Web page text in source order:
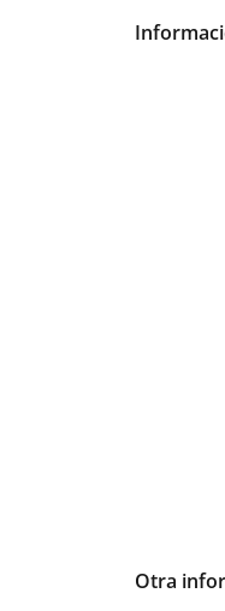
Otra